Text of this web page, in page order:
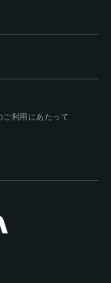
ご利用にあたって